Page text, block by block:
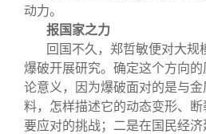
动力。
报国家之力
回国不久，郑哲敏便对大规
爆破开展研究。确定这个方向
论意义，因为爆破面对的是与
料，怎样描述它的动态变形、
要应对的挑战；二是在国民经济